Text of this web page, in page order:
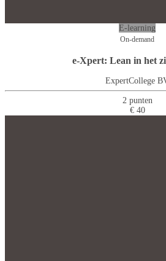
E-learning
On-demand
e-Xpert: Lean in het
ExpertCollege
2 punten
€ 40